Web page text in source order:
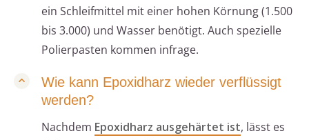
ein Schleifmittel mit einer hohen Körnung (1.500
bis 3.000) und Wasser benötigt. Auch spezielle
Polierpasten kommen infrage.
Wie kann Epoxidharz wieder verflüssigt
werden?
Nachdem Epoxidharz ausgehärtet ist, lässt es